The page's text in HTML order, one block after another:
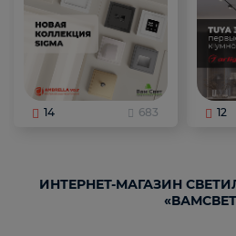
14 683 12
ИНТЕРНЕТ-МАГАЗИН